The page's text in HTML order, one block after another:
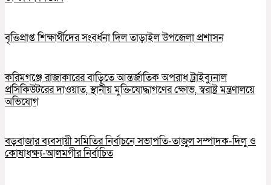
বৃত্তিপ্রাপ্ত শিক্ষার্থীদের সংবর্ধনা দিল তাড়াইল উপজেলা প্রশাসন
করিমগঞ্জে রাজাকারের বাড়িতে আন্তর্জাতিক অপরাধ ট্রাইব্যুনাল
প্রসিকিউটরের দাওয়াত, স্থানীয় মুক্তিযোদ্ধাগণের ক্ষোভ, স্বরাষ্ট্র মন্ত্রণালয়ে
অভিযোগ
বড়বাজার ব্যবসায়ী সমিতির নির্বাচনে সভাপতি-তাজুল সম্পাদক-দিলু ও
কোষাধক্ষ্য-আলমগীর নির্বাচিত